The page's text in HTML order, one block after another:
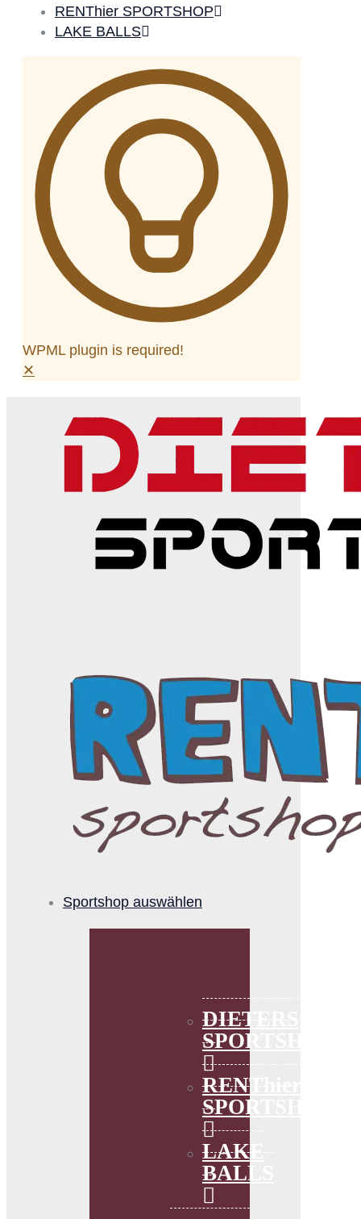
RENThier SPORTSHOP
LAKE BALLS
WPML plugin is required!
✕
Sportshop auswählen
DIETERS
SPORTSHOP
RENThier
SPORTSHOP
LAKE
BALLS